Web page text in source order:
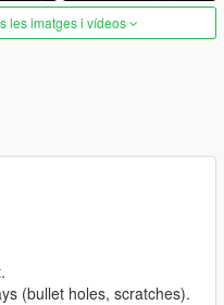
les imatges i vídeos
(bullet holes, scratches).